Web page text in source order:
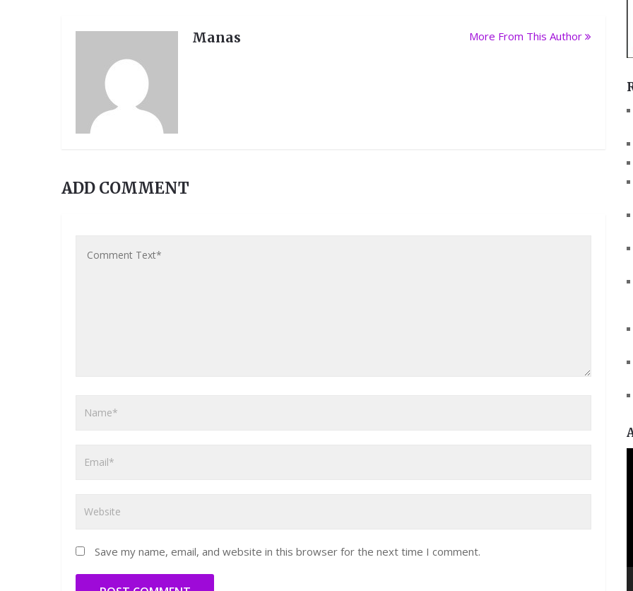
Manas More From This Author
ADD COMMENT
Save my name, email, and website in this browser for the next time I comment.